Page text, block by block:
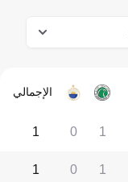
الإجمالي
1
0
1
1
0
1